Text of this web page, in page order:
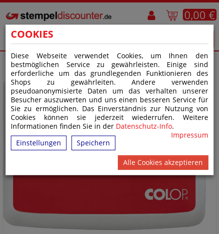
COOKIES
Diese Webseite verwendet Cookies, um Ihnen den
bestmöglichen Service zu gewährleisten. Einige sind
erforderliche um das grundlegenden Funktionieren des
Shops zu gewährleiten. Andere verwenden
pseudoanonymisierte Daten um das verhalten unserer
Besucher auszuwerten und uns einen besseren Service für
Sie zu ermöglichen. Das Einverständnis zur Nutzung von
Cookies können sie jederzeit wiederrufen. Weitere
Informationen finden Sie in der Datenschutz-Info.
Impressum
Einstellungen
Speichern
Alle Cookies akzeptieren
0,00 €